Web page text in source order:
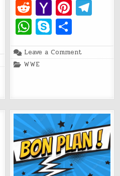
a
c
e
b
o
k
m
ai
l
dI
R
e
d
di
t
Y
a
h
o
ai
l
Pi
re g
W
h
at
p
p
S
k
y
ar
ta
Leave a Commenton
Funko
n°214
Posted
WWE